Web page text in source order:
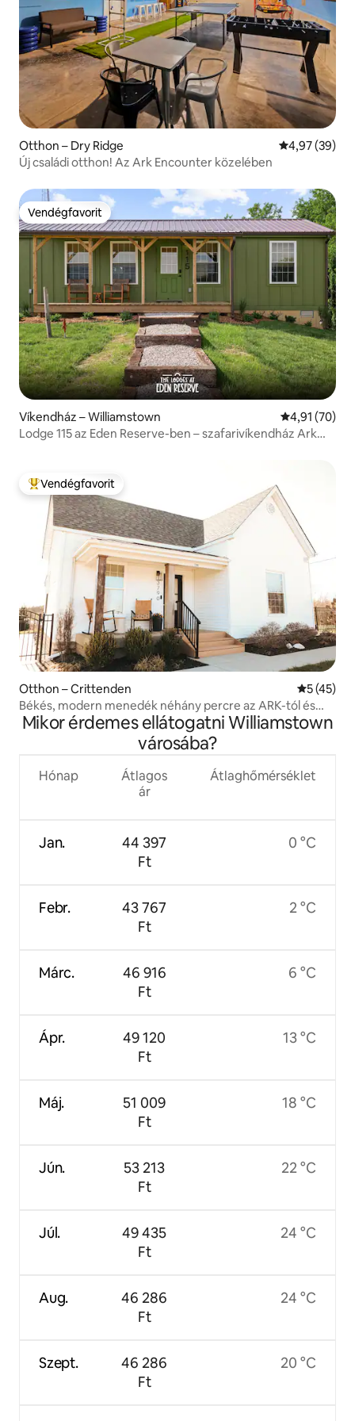
Otthon – Dry Ridge Átlagos
4,97 (39)
Új családi otthon! Az Ark Encounter közelében
Vendégfavorit
Vendégfavorit
Víkendház – Williamstown Átlagos
4,91 (70)
Lodge 115 az Eden Reserve-ben – szafarivíkendház Ark
Kiemelt vendégfavorit
Vendégfavorit
Otthon – Crittenden Átlagos
5 (45)
Békés, modern menedék néhány percre az ARK-tól és
NKy-tól
Mikor érdemes ellátogatni Williamstown
városába?
Hónap
Jan.
Febr.
Márc.
Ápr.
Máj.
Jún.
Júl.
Aug.
Szept.
Átlagos
ár
44 397
Ft
43 767
Ft
46 916
Ft
49 120
Ft
51 009
Ft
53 213
Ft
49 435
Ft
46 286
Ft
46 286
Ft
Átlaghőmérséklet
0 °C
2 °C
6 °C
13 °C
18 °C
22 °C
24 °C
24 °C
20 °C